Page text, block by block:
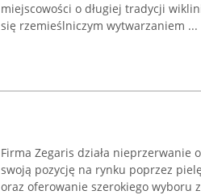
miejscowości o długiej tradycji
się rzemieślniczym wytwarzaniem ...
Firma Zegaris działa nieprzerwanie
swoją pozycję na rynku poprzez
oraz oferowanie szerokiego wyboru